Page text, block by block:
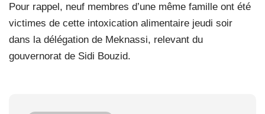
Pour rappel, neuf membres d’une même famille ont été
victimes de cette intoxication alimentaire jeudi soir
dans la délégation de Meknassi, relevant du
gouvernorat de Sidi Bouzid.